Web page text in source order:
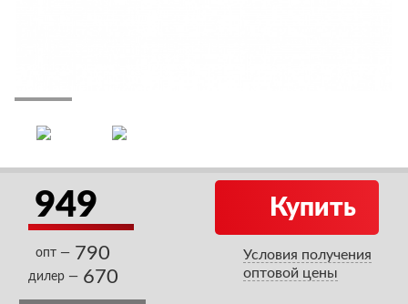
949
опт — 790
дилер — 670
Купить
Условия получения
оптовой цены